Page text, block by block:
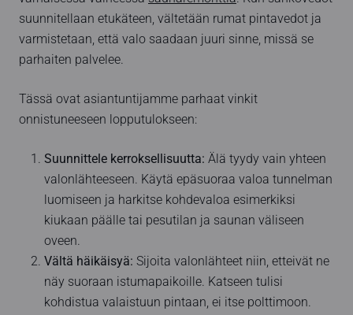
suunnitellaan etukäteen, vältetään rumat pintavedot ja
varmistetaan, että valo saadaan juuri sinne, missä se
parhaiten palvelee.
Tässä ovat asiantuntijamme parhaat vinkit
onnistuneeseen lopputulokseen:
Suunnittele kerroksellisuutta: Älä tyydy vain yhteen
valonlähteeseen. Käytä epäsuoraa valoa tunnelman
luomiseen ja harkitse kohdevaloa esimerkiksi
kiukaan päälle tai pesutilan ja saunan väliseen
oveen.
Vältä häikäisyä: Sijoita valonlähteet niin, etteivät ne
näy suoraan istumapaikoille. Katseen tulisi
kohdistua valaistuun pintaan, ei itse polttimoon.